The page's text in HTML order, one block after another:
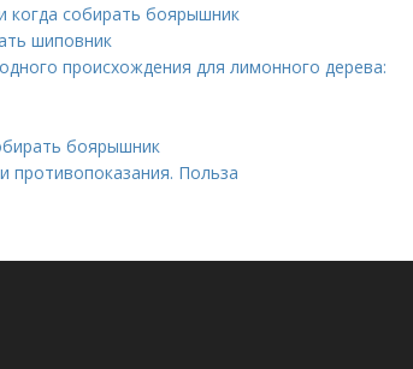
когда собирать боярышник
шиповник
происхождения для лимонного дерева:
боярышник
противопоказания. Польза